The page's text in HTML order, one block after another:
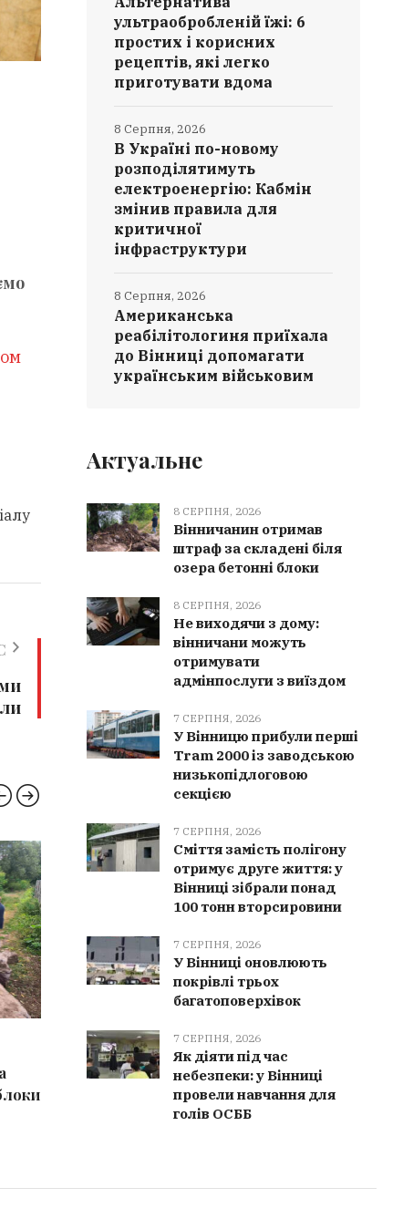
ВІННИЧЧИНА
8 СЕРПНЯ, 2026
Негода на Вінниччині:
рятувальники розчищали дороги у
шести громадах
ультраобробленій їжі: 6
простих і корисних
рецептів, які легко
приготувати вдома
В Україні по-новому
розподілятимуть
електроенергію: Кабмін
змінив правила для
критичної
інфраструктури
8 Серпня, 2026
Американська
реабілітологиня приїхала
до Вінниці допомагати
українським військовим
8 Серпня, 2026
Актуальне
8 СЕРПНЯ, 2026
Вінничанин отримав
штраф за складені біля
озера бетонні блоки
8 СЕРПНЯ, 2026
Не виходячи з дому:
вінничани можуть
отримувати
адмінпослуги з виїздом
7 СЕРПНЯ, 2026
У Вінницю прибули перші
Tram 2000 із заводською
низькопідлоговою
секцією
7 СЕРПНЯ, 2026
Сміття замість полігону
отримує друге життя: у
Вінниці зібрали понад
100 тонн вторсировини
7 СЕРПНЯ, 2026
У Вінниці оновлюють
покрівлі трьох
багатоповерхівок
7 СЕРПНЯ, 2026
Як діяти під час
небезпеки: у Вінниці
провели навчання для
голів ОСББ